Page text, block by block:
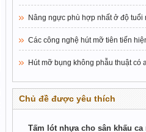
Nâng ngực phù hợp nhất ở độ tuổi
Các công nghệ hút mỡ tiên tiến
Hút mỡ bụng không phẫu thuật có
Chủ đề được yêu thích
Tấm lót nhựa cho sân khấu ca